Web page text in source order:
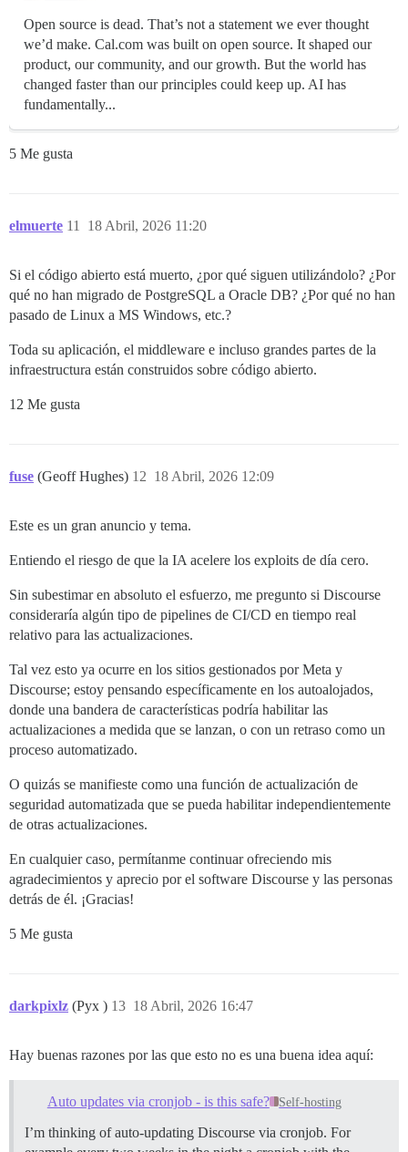
Open source is dead. That’s not a statement we ever thought
we’d make. Cal.com was built on open source. It shaped our
product, our community, and our growth. But the world has
changed faster than our principles could keep up. AI has
fundamentally...
5 Me gusta
elmuerte 18 Abril, 2026 11:20
11
Si el código abierto está muerto, ¿por qué siguen utilizándolo? ¿Por
qué no han migrado de PostgreSQL a Oracle DB? ¿Por qué no han
pasado de Linux a MS Windows, etc.?
Toda su aplicación, el middleware e incluso grandes partes de la
infraestructura están construidos sobre código abierto.
12 Me gusta
fuse (Geoff Hughes) 18 Abril, 2026 12:09
12
Este es un gran anuncio y tema.
Entiendo el riesgo de que la IA acelere los exploits de día cero.
Sin subestimar en absoluto el esfuerzo, me pregunto si Discourse
consideraría algún tipo de pipelines de CI/CD en tiempo real
relativo para las actualizaciones.
Tal vez esto ya ocurre en los sitios gestionados por Meta y
Discourse; estoy pensando específicamente en los autoalojados,
donde una bandera de características podría habilitar las
actualizaciones a medida que se lanzan, o con un retraso como un
proceso automatizado.
O quizás se manifieste como una función de actualización de
seguridad automatizada que se pueda habilitar independientemente
de otras actualizaciones.
En cualquier caso, permítanme continuar ofreciendo mis
agradecimientos y aprecio por el software Discourse y las personas
detrás de él. ¡Gracias!
5 Me gusta
darkpixlz (Pyx ) 18 Abril, 2026 16:47
13
Hay buenas razones por las que esto no es una buena idea aquí:
Auto updates via cronjob - is this safe? Self-hosting
I’m thinking of auto-updating Discourse via cronjob. For